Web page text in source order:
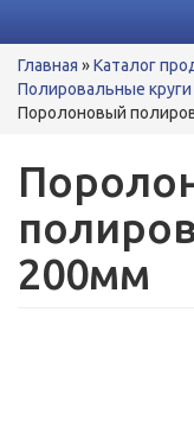
Вы
здесь
Главная »Каталог
Полировальные круги
Поролоновый
200мм